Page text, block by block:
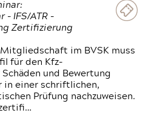
- IFS/ATR -
Zertifizierung
im BVSK muss
für den Kfz-
und Bewertung
in einer schriftlichen,
Prüfung nachzuweisen.